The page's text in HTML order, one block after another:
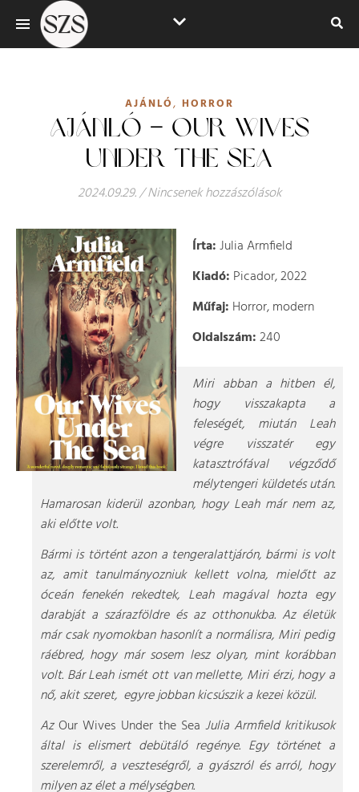
AJÁNLÓ, HORROR
AJÁNLÓ – OUR WIVES
UNDER THE SEA
2024.09.29./Nincsenek hozzászólások
Írta:Julia Armfield
Kiadó: Picador, 2022
Műfaj: Horror, modern
Oldalszám:240
Miri abban a hitben él,
hogy visszakapta a
feleségét, miután Leah
végre visszatér egy
katasztrófával végződő
mélytengeri küldetés után.
Hamarosan kiderül azonban, hogy Leah már nem az,
aki előtte volt.
Bármi is történt azon a tengeralattjárón, bármi is volt
az, amit tanulmányozniuk kellett volna, mielőtt az
óceán fenekén rekedtek, Leah magával hozta egy
darabját a szárazföldre és az otthonukba. Az életük
már csak nyomokban hasonlít a normálisra, Miri pedig
ráébred, hogy már sosem lesz olyan, mint korábban
volt. Bár Leah ismét ott van mellette, Miri érzi, hogy a
nő, akit szeret, egyre jobban kicsúszik a kezei közül.
AzOur Wives Under the Sea Julia Armfield kritikusok
által is elismert debütáló regénye. Egy történet a
szerelemről, a veszteségről, a gyászról és arról, hogy
milyen az élet a mélységben.